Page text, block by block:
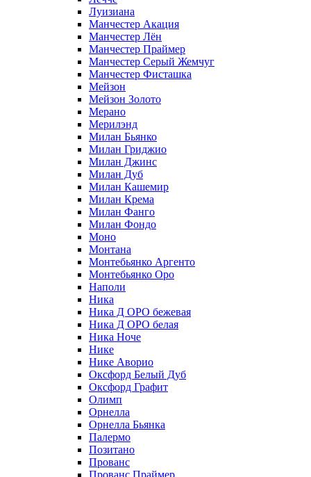
Луизиана
Манчестер Акация
Манчестер Лён
Манчестер Праймер
Манчестер Серый Жемчуг
Манчестер Фисташка
Мейзон
Мейзон Золото
Мерано
Мерилэнд
Милан Бьянко
Милан Гриджио
Милан Джинс
Милан Дуб
Милан Кашемир
Милан Крема
Милан Фанго
Милан Фондо
Моно
Монтана
Монтебьянко Аргенто
Монтебьянко Оро
Наполи
Ника
Ника Д ОРО бежевая
Ника Д ОРО белая
Ника Ноче
Нике
Нике Аворио
Оксфорд Белый Дуб
Оксфорд Графит
Олимп
Орнелла
Орнелла Бьянка
Палермо
Позитано
Прованс
Прованс Праймер